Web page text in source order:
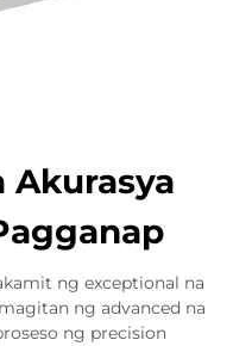
Akurasya
ng exceptional na
ng advanced na
ng precision